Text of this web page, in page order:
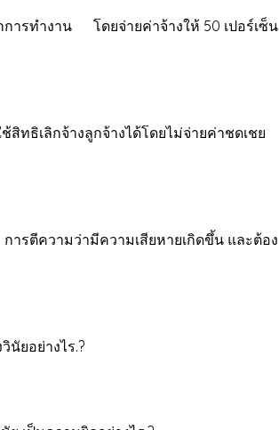
ารทำงาน โดยจ่ายค่าจ้างให้ 50 เปอร์เซ็น
สิทธิเลิกจ้างลูกจ้างได้โดยไม่จ่ายค่าชดเชย
ารตีความว่ามีความเสียหายเกิดขึ้น และต้อง
ยอย่างไร.?